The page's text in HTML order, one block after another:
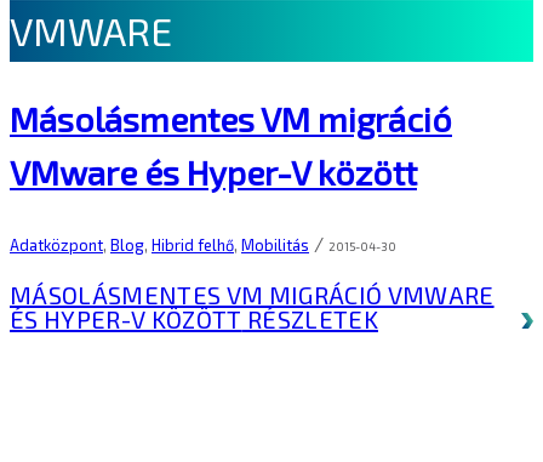
VMWARE
Másolásmentes VM migráció
VMware és Hyper-V között
Adatközpont, Blog, Hibrid felhő, Mobilitás / 2015-04-30
MÁSOLÁSMENTES VM MIGRÁCIÓ VMWARE
ÉS HYPER-V KÖZÖTT RÉSZLETEK